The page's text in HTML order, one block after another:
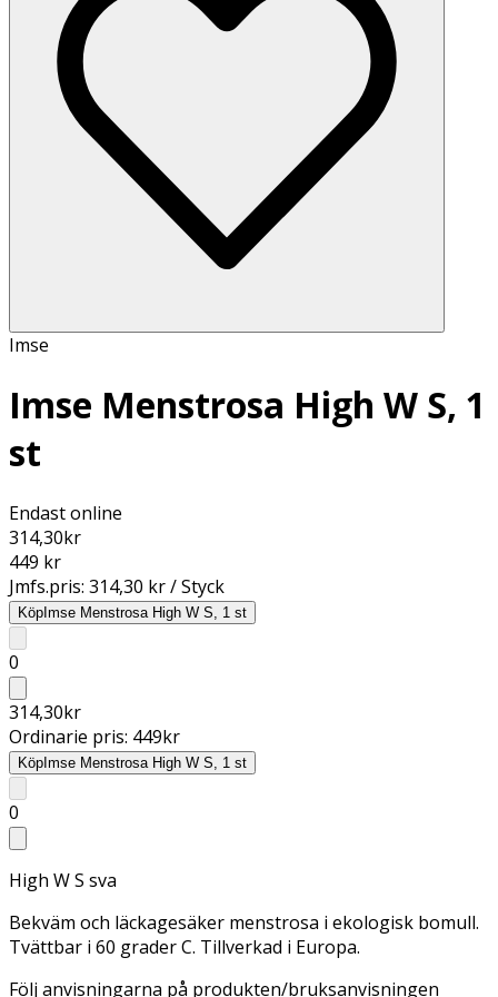
Imse
Imse Menstrosa High W S, 1
st
Endast online
314,30kr
449 kr
Jmfs.pris: 314,30 kr / Styck
KöpImse Menstrosa High W S, 1 st
0
314,30kr
Ordinarie pris: 449kr
KöpImse Menstrosa High W S, 1 st
0
High W S sva
Bekväm och läckagesäker menstrosa i ekologisk bomull.
Tvättbar i 60 grader C. Tillverkad i Europa.
Följ anvisningarna på produkten/bruksanvisningen